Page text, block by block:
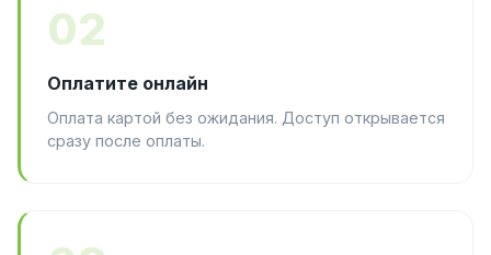
02
Оплатите онлайн
Оплата картой без ожидания. Доступ открывается
сразу после оплаты.